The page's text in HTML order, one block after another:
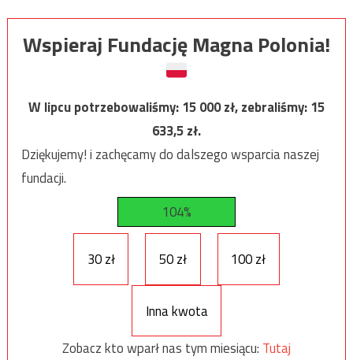
Wspieraj Fundację Magna Polonia!
W lipcu potrzebowaliśmy:15 000zł, zebraliśmy:15
633,5zł.
Dziękujemy! i zachęcamy do dalszego wsparcia naszej
fundacji.
104%
30 zł 50 zł 100 zł
Inna kwota
Zobacz kto wparł nas tym miesiącu: Tutaj